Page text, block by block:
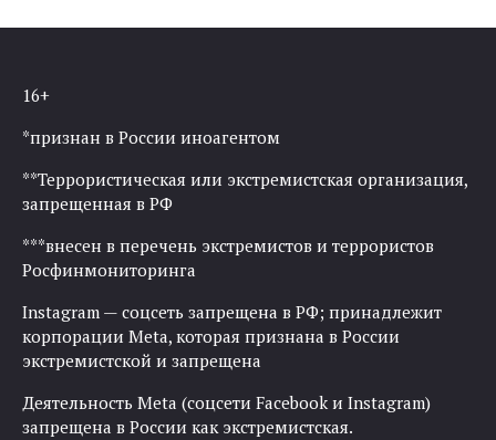
16+
*признан в России иноагентом
**Террористическая или экстремистская организация,
запрещенная в РФ
***внесен в перечень экстремистов и террористов
Росфинмониторинга
Instagram — соцсеть запрещена в РФ; принадлежит
корпорации Meta, которая признана в России
экстремистской и запрещена
Деятельность Meta (соцсети Facebook и Instagram)
запрещена в России как экстремистская.